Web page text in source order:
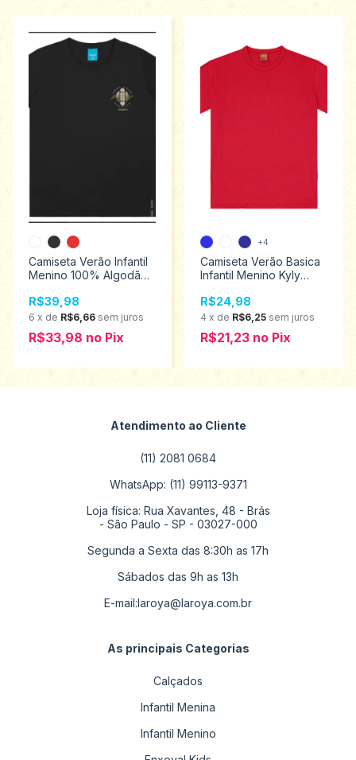
Camiseta Verão Infantil
Menino 100% Algodão
47021
R$39,98
6 x de R$6,66 sem juros
R$33,98 no Pix
Camiseta Verão Basica
Infantil Menino Kyly
R$24,98
4 x de R$6,25 sem juros
R$21,23 no Pix
+4
Atendimento ao Cliente
(11) 2081 0684
WhatsApp: (11) 99113-9371
Loja física: Rua Xavantes, 48 - Brás
- São Paulo - SP - 03027-000
Segunda a Sexta das 8:30h as 17h
Sábados das 9h as 13h
E-mail:laroya@laroya.com.br
As principais Categorias
Calçados
Infantil Menina
Infantil Menino